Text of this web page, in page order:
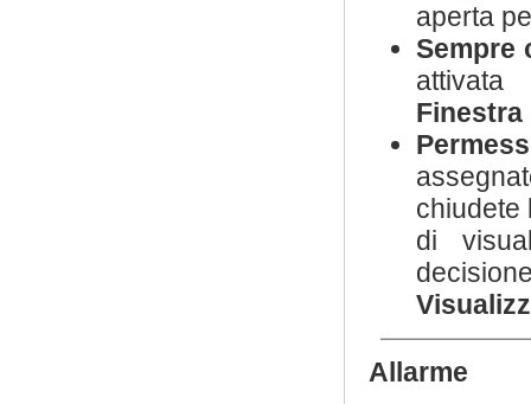
aperta
Sempre
Finestra
di
Allarme